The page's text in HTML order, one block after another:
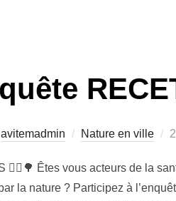
avitemadmin Nature en ville
👩‍⚕️🌳 Êtes vous acteurs de la
la nature ? Participez à